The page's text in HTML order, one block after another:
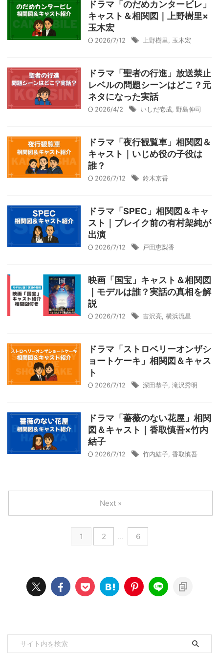
ドラマ「のだめカンタービレ」
キャスト＆相関図｜上野樹里×
玉木宏
2026/7/12 上野樹里, 玉木宏
ドラマ「聖者の行進」放送禁止
レベルの問題シーンはどこ？元
ネタになった実話
2026/4/2 いしだ壱成, 野島伸司
ドラマ「夜行観覧車」相関図＆
キャスト｜いじめ役の子役は
誰？
2026/7/12 鈴木京香
ドラマ「SPEC」相関図＆キャ
スト｜ブレイク前の有村架純が
出演
2026/7/12 戸田恵梨香
映画「国宝」キャスト＆相関図
｜モデルは誰？実話の真相を解
説
2026/7/12 吉沢亮, 横浜流星
ドラマ「ストロベリーオンザシ
ョートケーキ」相関図＆キャス
ト
2026/7/12 深田恭子, 滝沢秀明
ドラマ「薔薇のない花屋」相関
図＆キャスト｜香取慎吾×竹内
結子
2026/7/12 竹内結子, 香取慎吾
1 2 … 6
Next »